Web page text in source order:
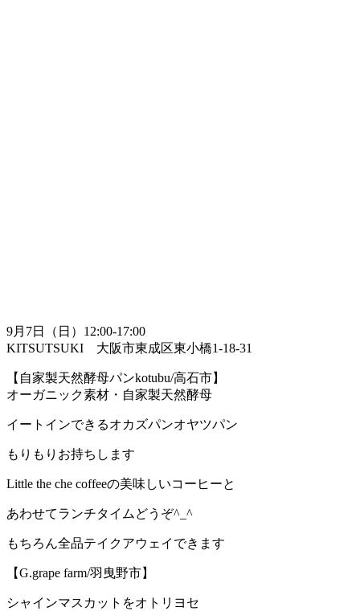
9月7日（日）12:00-17:00
KITSUTSUKI 大阪市東成区東小橋1-18-31
【自家製天然酵母パンkotubu/高石市】
オーガニック素材・自家製天然酵母
イートインできるオカズパンオヤツパン
もりもりお持ちします
Little the che coffeeの美味しいコーヒーと
あわせてランチタイムどうぞ^_^
もちろん全品テイクアウェイできます
【G.grape farm/羽曳野市】
シャインマスカットをオトリヨセ